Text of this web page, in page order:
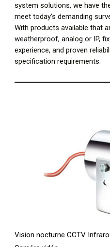
system solutions, we have
meet today's demanding
With products available that
weatherproof, analog or IP,
experience, and proven
specification requirements.
Vision nocturne CCTV